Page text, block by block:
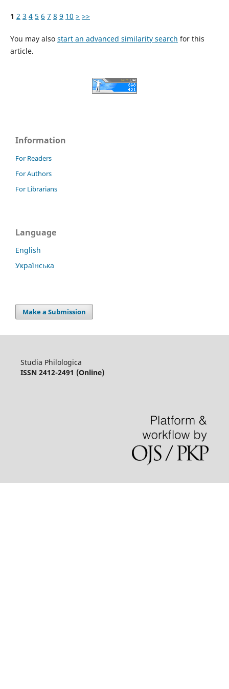
1 2 3 4 5 6 7 8 9 10 > >>
You may also start an advanced similarity search for this
article.
Information
For Readers
For Authors
For Librarians
Language
English
Українська
Make a Submission
Studia Philologica
ISSN 2412-2491 (Online)